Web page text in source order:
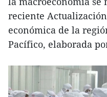
reciente
económica de la
Pacífico, elaborada